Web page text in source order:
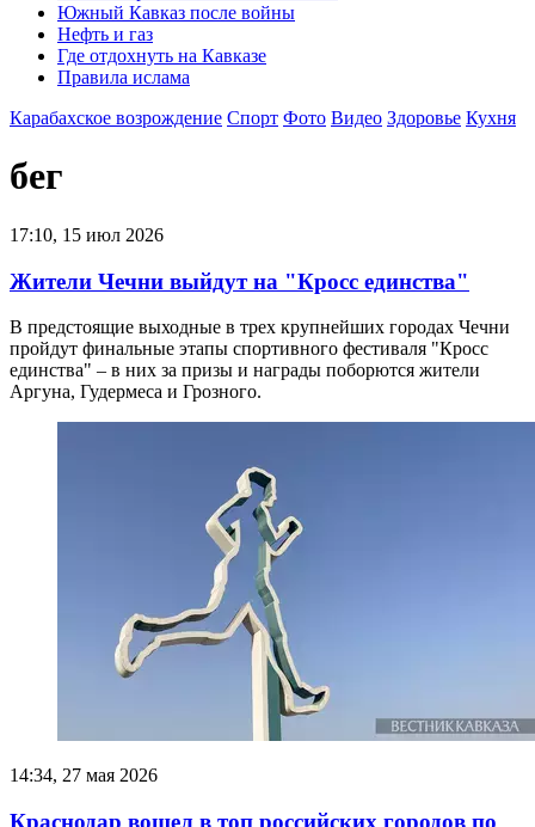
Южный Кавказ после войны
Нефть и газ
Где отдохнуть на Кавказе
Правила ислама
Карабахское возрождение Спорт Фото Видео Здоровье Кухня
бег
17:10, 15 июл 2026
Жители Чечни выйдут на "Кросс единства"
В предстоящие выходные в трех крупнейших городах Чечни
пройдут финальные этапы спортивного фестиваля "Кросс
единства" – в них за призы и награды поборются жители
Аргуна, Гудермеса и Грозного.
14:34, 27 мая 2026
Краснодар вошел в топ российских городов по